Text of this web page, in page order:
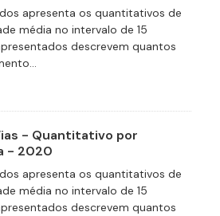
apresenta os quantitativos de
média no intervalo de 15
descrevem quantos
- Quantitativo por
- 2020
apresenta os quantitativos de
média no intervalo de 15
descrevem quantos